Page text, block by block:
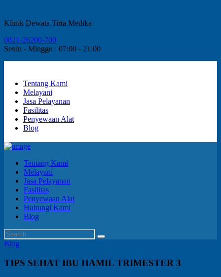
Klinik Dewata Tirta Medika
0821-26200-700
Senin - Minggu : 07:00 - 21:00
Tentang Kami
Melayani
Jasa Pelayanan
Fasilitas
Penyewaan Alat
Blog
Tentang Kami
Melayani
Jasa Pelayanan
Fasilitas
Penyewaan Alat
Hubungi Kami
Blog
Blog
TIPS SEHAT IBU HAMIL TRIMESTER 3